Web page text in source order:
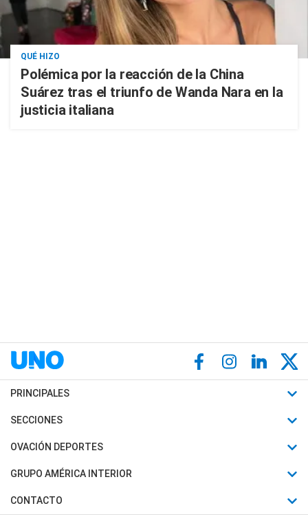
QUÉ HIZO
Polémica por la reacción de la China
Suárez tras el triunfo de Wanda Nara en la
justicia italiana
PRINCIPALES
Últimas Noticias
Política
Judiciales
SECCIONES
Horóscopo
Motores
Trucos caseros
OVACIÓN DEPORTES
Fútbol
Mundial
GRUPO AMÉRICA INTERIOR
Canal 7 en Vivo
CONTACTO